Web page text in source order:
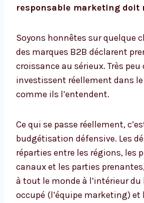
responsable marketing doit
Soyons honnêtes sur quelque
des marques B2B déclarent
croissance au sérieux. Très peu
investissent réellement dans
comme ils l’entendent.
Ce qui se passe réellement,
budgétisation défensive. Les
réparties entre les régions, les
canaux et les parties
à tout le monde à l’intérieur du
occupé (l’équipe marketing) et